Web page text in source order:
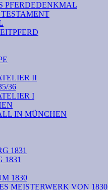
PFERDEDENKMAL
II
36
I
IN MÜNCHEN
1831
1831
1830
MEISTERWERK VON 1830